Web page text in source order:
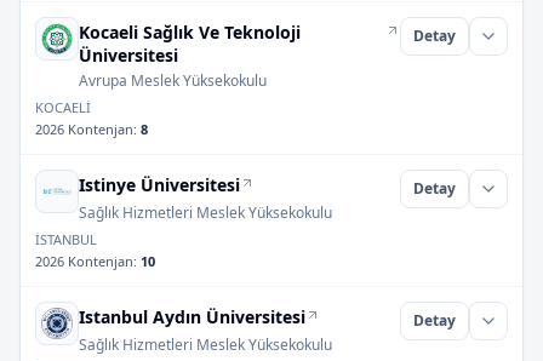
Kocaeli Sağlık Ve Teknoloji
Üniversitesi
Avrupa Meslek Yüksekokulu
Detay
KOCAELİ
2026 Kontenjan: 8
Istinye Üniversitesi
Sağlık Hizmetleri Meslek Yüksekokulu
Detay
İSTANBUL
2026 Kontenjan: 10
Istanbul Aydın Üniversitesi
Sağlık Hizmetleri Meslek Yüksekokulu
Detay